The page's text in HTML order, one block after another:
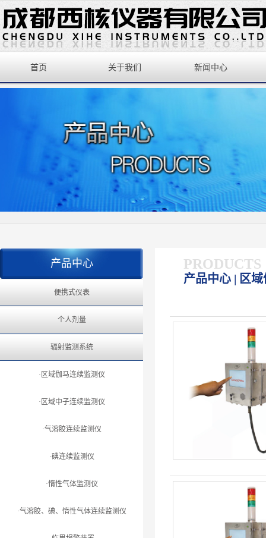
首页 关于我们 新闻中心
产品中心
便携式仪表
个人剂量
辐射监测系统
·区域伽马连续监测仪
·区域中子连续监测仪
·气溶胶连续监测仪
·碘连续监测仪
·惰性气体监测仪
·气溶胶、碘、惰性气体连续监测仪
PRODUCTS
产品中心 | 区